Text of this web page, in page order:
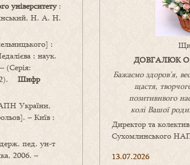
університету:
Н. А. Н.
:
; наук.
(Серія:
2). Шифр
України,
– Київ :
пед. ун-т
2006. –
ДОВГАЛЮК
Бажаємо здоров’я,
щастя,
позитивнвого
коліВашої
Директор та
Сухомлинського
13.07.2026